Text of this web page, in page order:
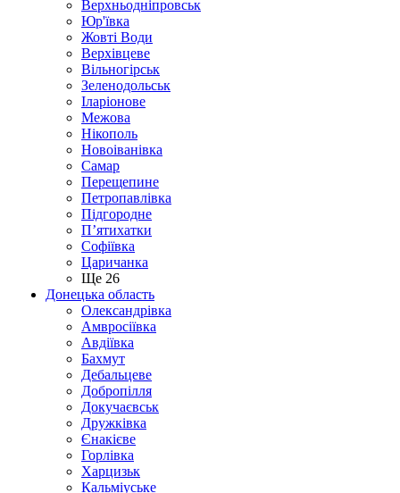
Верхньодніпровськ
Юр'ївка
Жовті Води
Верхівцеве
Вільногірськ
Зеленодольськ
Іларіонове
Межова
Нікополь
Новоіванівка
Самар
Перещепине
Петропавлівка
Підгородне
П’ятихатки
Софіївка
Царичанка
Ще 26
Донецька область
Олександрівка
Амвросіївка
Авдіївка
Бахмут
Дебальцеве
Добропілля
Докучаєвськ
Дружківка
Єнакієве
Горлівка
Харцизьк
Кальміуське